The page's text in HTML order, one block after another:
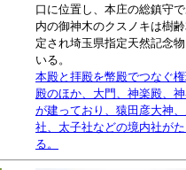
口に位置し、本庄の総鎮守
内の御神木のクスノキは樹
定され埼玉県指定天然記念
いる。
本殿と拝殿を幣殿でつなぐ
殿のほか、大門、神楽殿、
が建っており、猿田彦大神
社、太子社などの境内社が
る。